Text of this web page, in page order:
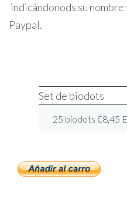
indicándonods su
Paypal.
Set de biodots